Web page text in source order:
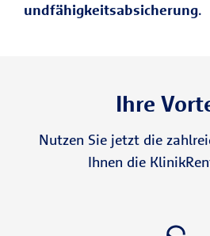
undfähigkeitsabsicherung.
Ihre
Nutzen Sie jetzt die
Ihnen die